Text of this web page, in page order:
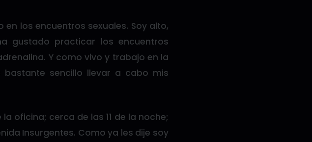
los encuentros sexuales. Soy alto,
gustado practicar los encuentros
Y como vivo y trabajo en la
sencillo llevar a cabo mis
oficina; cerca de las 11 de la noche;
Insurgentes. Como ya les dije soy